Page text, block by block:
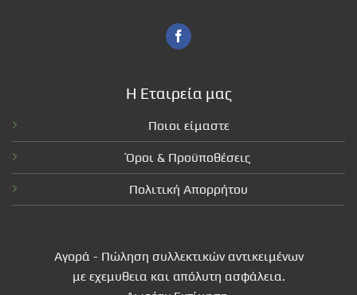
Η Εταιρεία μας
Ποιοι είμαστε
Όροι & Προϋποθέσεις
Πολιτική Απορρήτου
Αγορά - Πώληση συλλεκτικών αντικειμένων
με εχεμυθεια και απόλυτη ασφάλεια.